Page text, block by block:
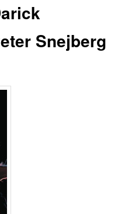
Snejberg